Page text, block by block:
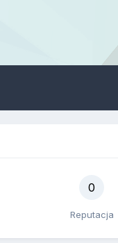
0
Reputacja